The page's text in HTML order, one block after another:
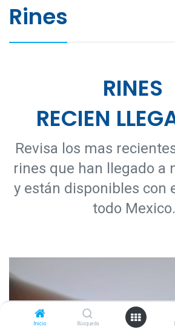
Inicio Búsqueda
Rines
RINES
RECIEN
Revisa los mas
rines que han llegado a
y están disponibles con
todo Mexico.